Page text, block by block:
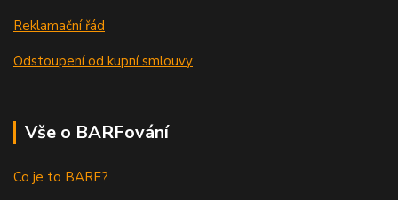
Reklamační řád
Odstoupení od kupní smlouvy
Vše o BARFování
Co je to BARF?